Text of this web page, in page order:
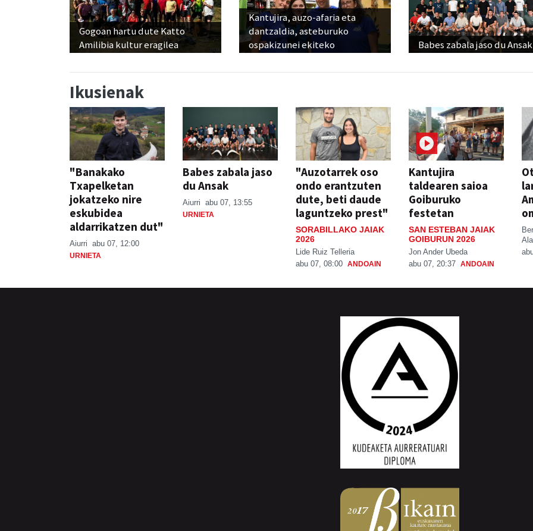
Gogoan hartu dute Katto
Amilibia kultur eragilea
Kantujira, auzo-afaria eta
dantzaldia, asteburuko
ospakizunei ekiteko
Babes zabala jaso du Ansak
Ikusienak
"Banakako
Txapelketan
jokatzeko nire
eskubidea
aldarrikatzen dut"
Aiurri abu 07, 12:00
URNIETA
Babes zabala jaso
du Ansak
Aiurri abu 07, 13:55
URNIETA
"Auzotarrek oso
ondo erantzuten
dute, beti daude
laguntzeko prest"
SORABILLAKO JAIAK
2026
Lide Ruiz Telleria
abu 07, 08:00 ANDOAIN
Kantujira
taldearen saioa
Goiburuko
festetan
SAN ESTEBAN JAIAK
GOIBURUN 2026
Jon Ander Ubeda
abu 07, 20:37 ANDOAIN